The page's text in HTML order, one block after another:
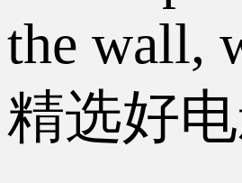
the wall,
精选好